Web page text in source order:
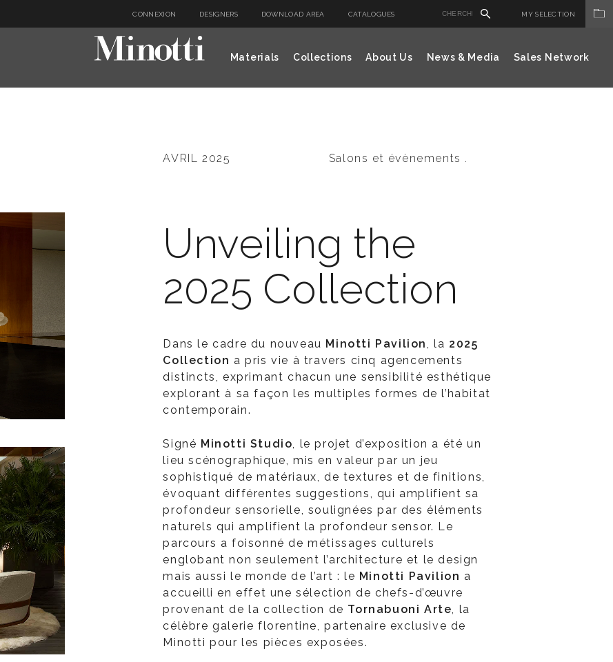
CONNEXION DESIGNERS DOWNLOAD AREA CATALOGUES MY SELECTION
Materials Collections About Us News & Media Sales Network
AVRIL 2025 Salons et évènements .
Unveiling the
2025 Collection
Dans le cadre du nouveau Minotti Pavilion, la 2025
Collection a pris vie à travers cinq agencements
distincts, exprimant chacun une sensibilité esthétique
explorant à sa façon les multiples formes de l’habitat
contemporain.
Signé Minotti Studio, le projet d’exposition a été un
lieu scénographique, mis en valeur par un jeu
sophistiqué de matériaux, de textures et de finitions,
évoquant différentes suggestions, qui amplifient sa
profondeur sensorielle, soulignées par des éléments
naturels qui amplifient la profondeur sensor. Le
parcours a foisonné de métissages culturels
englobant non seulement l’architecture et le design
mais aussi le monde de l’art : le Minotti Pavilion a
accueilli en effet une sélection de chefs-d’œuvre
provenant de la collection de Tornabuoni Arte, la
célèbre galerie florentine, partenaire exclusive de
Minotti pour les pièces exposées.